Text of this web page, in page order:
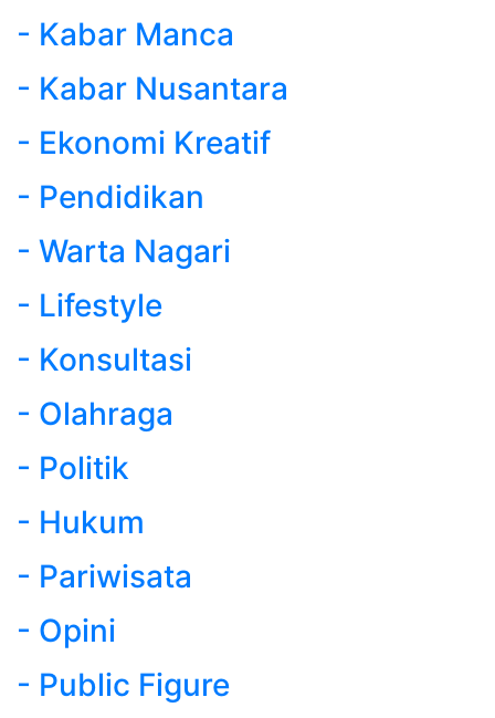
- Kabar Manca
- Kabar Nusantara
- Ekonomi Kreatif
- Pendidikan
- Warta Nagari
- Lifestyle
- Konsultasi
- Olahraga
- Politik
- Hukum
- Pariwisata
- Opini
- Public Figure